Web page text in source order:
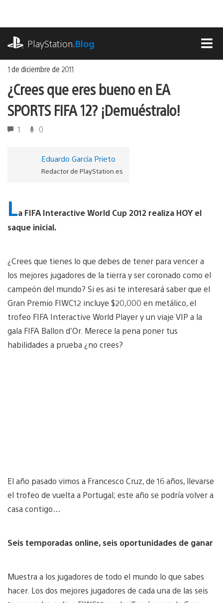
contenido
PlayStation.Blog
1 de diciembre de 2011
¿Crees que eres bueno en EA
SPORTS FIFA 12? ¡Demuéstralo!
1 0
Eduardo García Prieto
Redactor de PlayStation.es
La FIFA Interactive World Cup 2012 realiza HOY el
saque inicial.
¿Crees que tienes lo que debes de tener para vencer a
los mejores jugadores de la tierra y ser coronado como el
campeón del mundo? Si es asi te interesará saber que el
Gran Premio FIWC12 incluye $20,000 en metálico, el
trofeo FIFA Interactive World Player y un viaje VIP a la
gala FIFA Ballon d’Or. Merece la pena poner tus
habilidades a prueba ¿no crees?
El año pasado vimos a Francesco Cruz, de 16 años, llevarse
el trofeo de vuelta a Portugal; este año se podría volver a
casa contigo…
Seis temporadas online, seis oportunidades de ganar
Muestra a los jugadores de todo el mundo lo que sabes
hacer. Los dos mejores jugadores de cada una de las seis